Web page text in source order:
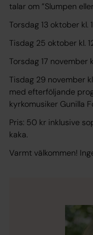
talar om ”Slumpen
Torsdag 13 oktober kl.
Tisdag 25 oktober kl.
Torsdag 17 november
Tisdag 29 november
med efterföljande
kyrkomusiker Gunilla
Pris: 50 kr inklusive
kaka.
Varmt välkommen!